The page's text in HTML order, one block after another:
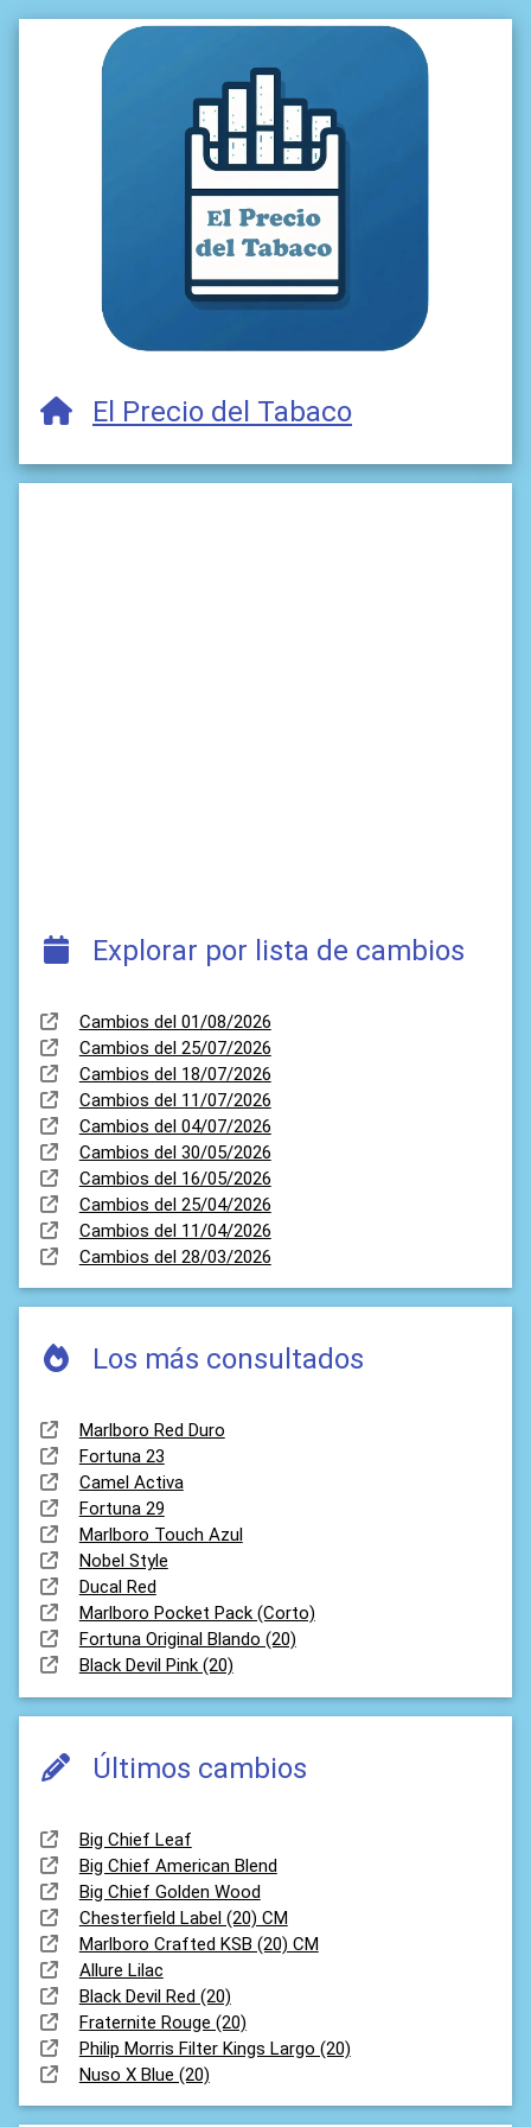
El Precio del Tabaco
Explorar por lista de cambios
Cambios del 01/08/2026
Cambios del 25/07/2026
Cambios del 18/07/2026
Cambios del 11/07/2026
Cambios del 04/07/2026
Cambios del 30/05/2026
Cambios del 16/05/2026
Cambios del 25/04/2026
Cambios del 11/04/2026
Cambios del 28/03/2026
Los más consultados
Marlboro Red Duro
Fortuna 23
Camel Activa
Fortuna 29
Marlboro Touch Azul
Nobel Style
Ducal Red
Marlboro Pocket Pack (Corto)
Fortuna Original Blando (20)
Black Devil Pink (20)
Últimos cambios
Big Chief Leaf
Big Chief American Blend
Big Chief Golden Wood
Chesterfield Label (20) CM
Marlboro Crafted KSB (20) CM
Allure Lilac
Black Devil Red (20)
Fraternite Rouge (20)
Philip Morris Filter Kings Largo (20)
Nuso X Blue (20)